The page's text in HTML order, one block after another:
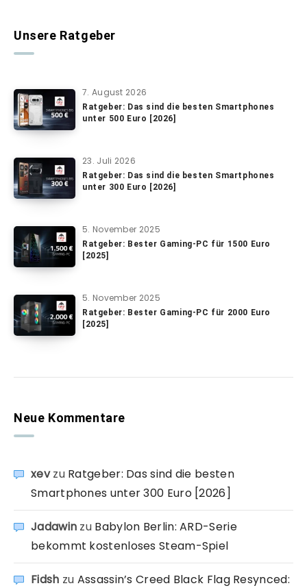
Unsere Ratgeber
7. August 2026
Ratgeber: Das sind die besten Smartphones
unter 500 Euro [2026]
23. Juli 2026
Ratgeber: Das sind die besten Smartphones
unter 300 Euro [2026]
5. November 2025
Ratgeber: Bester Gaming-PC für 1500 Euro
[2025]
5. November 2025
Ratgeber: Bester Gaming-PC für 2000 Euro
[2025]
Neue Kommentare
xevzu Ratgeber: Das sind die besten
Smartphones unter 300 Euro [2026]
Jadawin zu Babylon Berlin: ARD-Serie
bekommt kostenloses Steam-Spiel
Fidsh zu Assassin’s Creed Black Flag Resynced: